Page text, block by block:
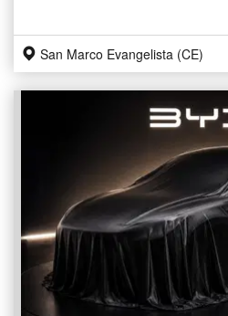
San Marco Evangelista (CE)